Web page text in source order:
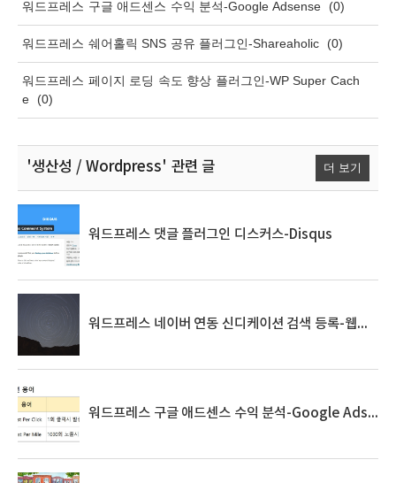
워드프레스 구글 애드센스 수익 분석-Google Adsense (0)
워드프레스 쉐어홀릭 SNS 공유 플러그인-Shareaholic (0)
워드프레스 페이지 로딩 속도 향상 플러그인-WP Super Cach
e
(0)
'생산성 / Wordpress' 관련 글 더 보기
워드프레스 댓글 플러그인 디스커스-Disqus
워드프레스 네이버 연동 신디케이션 검색 등록-웹마스터 도구
워드프레스 구글 애드센스 수익 분석-Google Adsense